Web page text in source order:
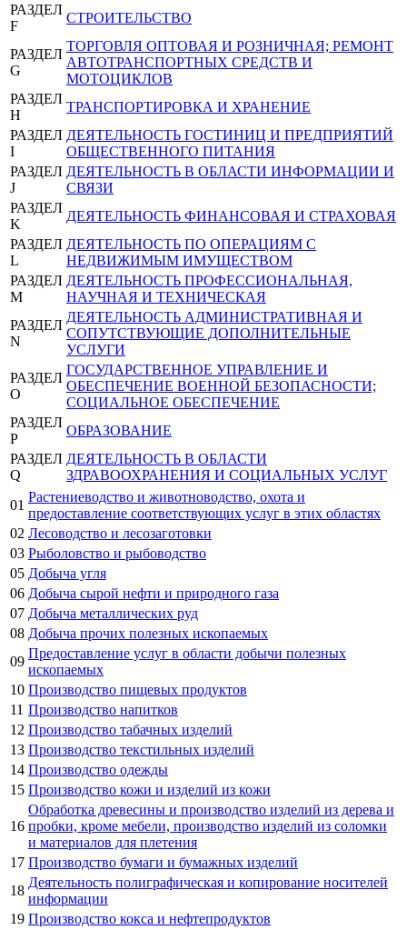
РАЗДЕЛ
F
СТРОИТЕЛЬСТВО
РАЗДЕЛ
G
ТОРГОВЛЯ ОПТОВАЯ И РОЗНИЧНАЯ; РЕМОНТ
АВТОТРАНСПОРТНЫХ СРЕДСТВ И
МОТОЦИКЛОВ
РАЗДЕЛ
H
ТРАНСПОРТИРОВКА И ХРАНЕНИЕ
РАЗДЕЛ
I
ДЕЯТЕЛЬНОСТЬ ГОСТИНИЦ И ПРЕДПРИЯТИЙ
ОБЩЕСТВЕННОГО ПИТАНИЯ
РАЗДЕЛ
J
ДЕЯТЕЛЬНОСТЬ В ОБЛАСТИ ИНФОРМАЦИИ И
СВЯЗИ
РАЗДЕЛ
K
ДЕЯТЕЛЬНОСТЬ ФИНАНСОВАЯ И СТРАХОВАЯ
РАЗДЕЛ
L
ДЕЯТЕЛЬНОСТЬ ПО ОПЕРАЦИЯМ С
НЕДВИЖИМЫМ ИМУЩЕСТВОМ
РАЗДЕЛ
M
ДЕЯТЕЛЬНОСТЬ ПРОФЕССИОНАЛЬНАЯ,
НАУЧНАЯ И ТЕХНИЧЕСКАЯ
РАЗДЕЛ
N
ДЕЯТЕЛЬНОСТЬ АДМИНИСТРАТИВНАЯ И
СОПУТСТВУЮЩИЕ ДОПОЛНИТЕЛЬНЫЕ
УСЛУГИ
РАЗДЕЛ
O
ГОСУДАРСТВЕННОЕ УПРАВЛЕНИЕ И
ОБЕСПЕЧЕНИЕ ВОЕННОЙ БЕЗОПАСНОСТИ;
СОЦИАЛЬНОЕ ОБЕСПЕЧЕНИЕ
РАЗДЕЛ
P
ОБРАЗОВАНИЕ
РАЗДЕЛ
Q
ДЕЯТЕЛЬНОСТЬ В ОБЛАСТИ
ЗДРАВООХРАНЕНИЯ И СОЦИАЛЬНЫХ УСЛУГ
01
Растениеводство и животноводство, охота и
предоставление соответствующих услуг в этих областях
02 Лесоводство и лесозаготовки
03 Рыболовство и рыбоводство
05 Добыча угля
06 Добыча сырой нефти и природного газа
07 Добыча металлических руд
08 Добыча прочих полезных ископаемых
09
Предоставление услуг в области добычи полезных
ископаемых
10 Производство пищевых продуктов
11 Производство напитков
12 Производство табачных изделий
13 Производство текстильных изделий
14 Производство одежды
15 Производство кожи и изделий из кожи
16
Обработка древесины и производство изделий из дерева и
пробки, кроме мебели, производство изделий из соломки
и материалов для плетения
17 Производство бумаги и бумажных изделий
18
Деятельность полиграфическая и копирование носителей
информации
19 Производство кокса и нефтепродуктов